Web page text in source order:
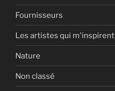
Fournisseurs
Les artistes qui m'inspirent
Nature
Non classé